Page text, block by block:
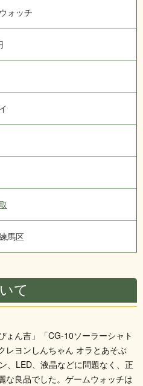
ォッチ
馬区
て
ん吉」「CG-10ソーラーシャト
レヨンしんちゃん オラとあそぶ
、LED、液晶などに問題なく、正
な良品でした。ゲームウォッチは